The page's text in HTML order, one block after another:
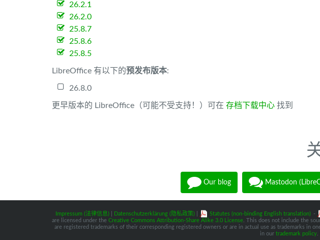
26.2.1
26.2.0
25.8.7
25.8.6
25.8.5
LibreOffice 有以下的预发布版本:
26.8.0
更早版本的 LibreOffice（可能不受支持！）可在 存档下载中心 找到
Our blog Mastodon
Impressum (法律信息) Datenschutzerklärung (隐私政策) Statutes (non-binding English translation) -
are licensed under the Creative Commons Attribution-Share Alike 3.0 License . This does not include the
are registered trademarks of their corresponding registered owners or are in actual use as trademarks in
in our trademark policy.